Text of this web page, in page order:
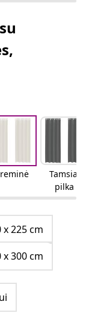
Tamsiai
pilka
x 225 cm
x 300 cm